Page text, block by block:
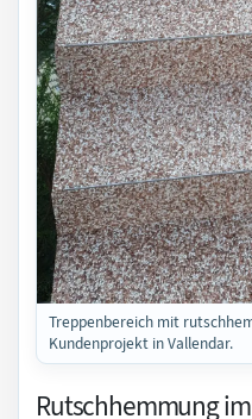
Treppenbereich mit
Kundenprojekt in Vallendar.
Rutschhemmung